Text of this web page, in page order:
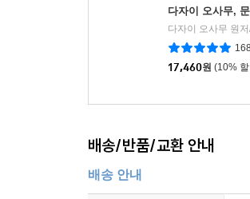
다자이 오사무,
17,460원 (10%
배송/반품/교환 안내
배송 안내